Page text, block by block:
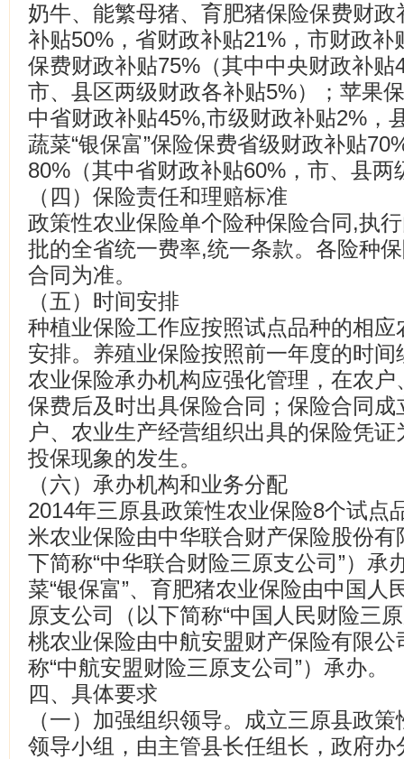
奶牛、能繁母猪、育肥猪保险保费财
补贴50%，省财政补贴21%，市财政
保费财政补贴75%（其中中央财政补
市、县区两级财政各补贴5%）；苹果
中省财政补贴45%,市级财政补贴2%，
蔬菜“银保富”保险保费省级财政补贴
80%（其中省财政补贴60%，市、县两
（四）保险责任和理赔标准
政策性农业保险单个险种保险合同,执
批的全省统一费率,统一条款。各险种
合同为准。
（五）时间安排
种植业保险工作应按照试点品种的相
安排。养殖业保险按照前一年度的时间
农业保险承办机构应强化管理，在农
保费后及时出具保险合同；保险合同
户、农业生产经营组织出具的保险凭
投保现象的发生。
（六）承办机构和业务分配
2014年三原县政策性农业保险8个试点
米农业保险由中华联合财产保险股份
下简称“中华联合财险三原支公司”）承
菜“银保富”、育肥猪农业保险由中国人
原支公司（以下简称“中国人民财险三
桃农业保险由中航安盟财产保险有限
称“中航安盟财险三原支公司”）承办。
四、具体要求
（一）加强组织领导。成立三原县政
领导小组，由主管县长任组长，政府